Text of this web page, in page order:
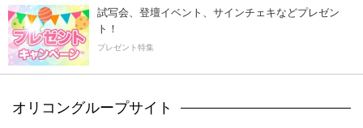
試写会、登壇イベント、サインチェキなどプレゼン
ト！
プレゼント特集
オリコングループサイト